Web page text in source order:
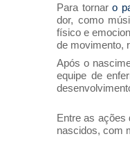
Para tornar o
dor, como
físico e
de movimento,
Após o
equipe de
Entre as ações
nascidos, com